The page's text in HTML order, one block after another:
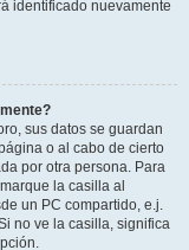
identificado nuevamente
sus datos se guardan
o al cabo de cierto
por otra persona. Para
la casilla al
un PC compartido, e.j.
no ve la casilla, significa